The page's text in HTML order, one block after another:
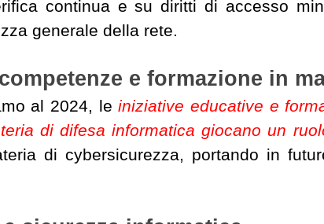
continua e su diritti di accesso
generale della rete.
e formazione in
al 2024, leiniziative educative e
di difesa informatica giocano un
di cybersicurezza, portando in